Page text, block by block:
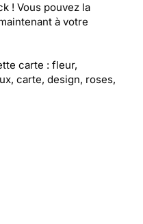
! Vous pouvez la
à votre
carte : fleur,
carte, design, roses,